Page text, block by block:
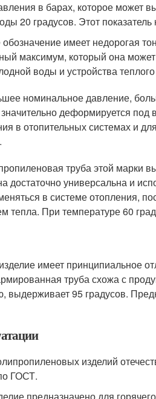
в барах, которое может
20 градусов. Этот
имеет недорогая
максимум, который она
воды и устройства
номинальное давление,
деформируется под
в отопительных системах и
труба этой марки
достаточно универсальна и
в системе отопления,
тепла. При температуре 60
имеет принципиальное
труба схожа с
выдерживает 95 градусов.
изделий
ГОСТ.